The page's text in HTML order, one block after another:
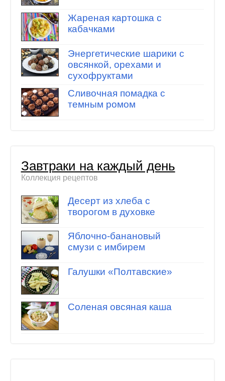
Жареная картошка с
кабачками
Энергетические шарики с
овсянкой, орехами и
сухофруктами
Сливочная помадка с
темным ромом
Завтраки на каждый день
Коллекция рецептов
Десерт из хлеба с
творогом в духовке
Яблочно-банановый
смузи с имбирем
Галушки «Полтавские»
Соленая овсяная каша